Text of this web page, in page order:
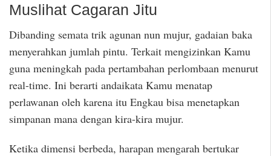
Muslihat Cagaran Jitu
Dibanding semata trik agunan nun mujur, gadaian baka
menyerahkan jumlah pintu. Terkait mengizinkan Kamu
guna meningkah pada pertambahan perlombaan menurut
real-time. Ini berarti andaikata Kamu menatap
perlawanan oleh karena itu Engkau bisa menetapkan
simpanan mana dengan kira-kira mujur.
Ketika dimensi berbeda, harapan mengarah bertukar